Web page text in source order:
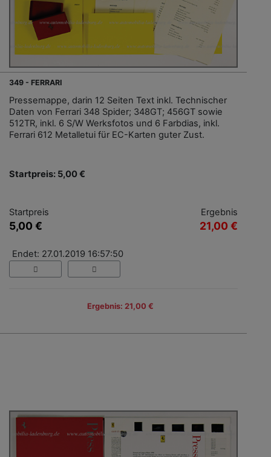
349 - FERRARI
Pressemappe, darin 12 Seiten Text inkl. Technischer
Daten von Ferrari 348 Spider; 348GT; 456GT sowie
512TR, inkl. 6 S/W Werksfotos und 6 Farbdias, inkl.
Ferrari 612 Metalletui für EC-Karten guter Zust.
Startpreis: 5,00 €
Startpreis
5,00 €
Ergebnis
21,00 €
Endet: 27.01.2019 16:57:50
Ergebnis: 21,00 €